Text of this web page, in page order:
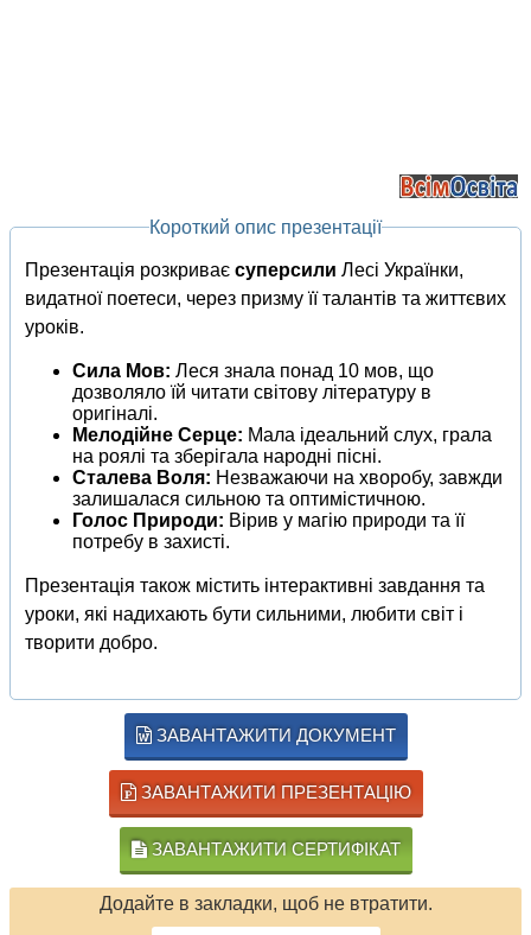
Короткий опис презентації
Презентація розкриває суперсили Лесі Українки,
видатної поетеси, через призму її талантів та життєвих
уроків.
Сила Мов: Леся знала понад 10 мов, що
дозволяло їй читати світову літературу в
оригіналі.
Мелодійне Серце: Мала ідеальний слух, грала
на роялі та зберігала народні пісні.
Сталева Воля: Незважаючи на хворобу, завжди
залишалася сильною та оптимістичною.
Голос Природи: Вірив у магію природи та її
потребу в захисті.
Презентація також містить інтерактивні завдання та
уроки, які надихають бути сильними, любити світ і
творити добро.
ЗАВАНТАЖИТИ ДОКУМЕНТ
ЗАВАНТАЖИТИ ПРЕЗЕНТАЦІЮ
ЗАВАНТАЖИТИ СЕРТИФІКАТ
Додайте в закладки, щоб не втратити.